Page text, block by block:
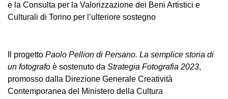
e la Consulta per la Valorizzazione dei Beni Artistici e
Culturali di Torino per l’ulteriore sostegno
Il progetto Paolo Pellion di Persano. La semplice storia di
un fotografo è sostenuto da Strategia Fotografia 2023,
promosso dalla Direzione Generale Creatività
Contemporanea del Ministero della Cultura